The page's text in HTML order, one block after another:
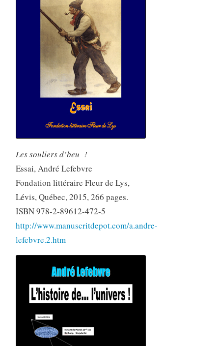
Les souliers d’beu !
Essai, André Lefebvre
Fondation littéraire Fleur de Lys,
Lévis, Québec, 2015, 266 pages.
ISBN 978-2-89612-472-5
http://www.manuscritdepot.com/a.andre-
lefebvre.2.htm